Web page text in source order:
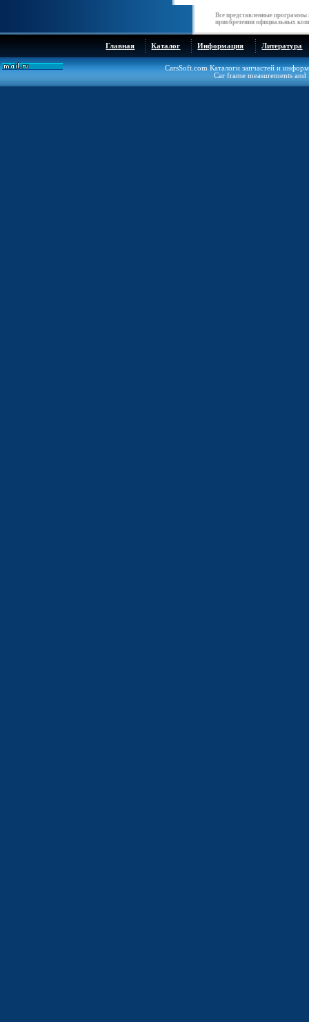
Все представленные
приобретении официальных
Главная Каталог Информация Литература
CarsSoft.com Каталоги запчастей и
Car frame measurements